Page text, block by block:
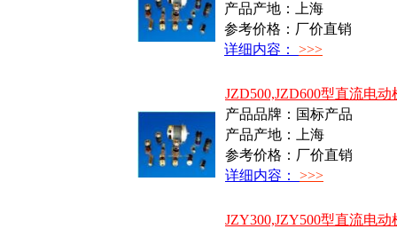
产品产地：上海
参考价格：厂价直销
详细内容： >>>
JZD500,JZD600型直流电动
产品品牌：国标产品
产品产地：上海
参考价格：厂价直销
详细内容： >>>
JZY300,JZY500型直流电动